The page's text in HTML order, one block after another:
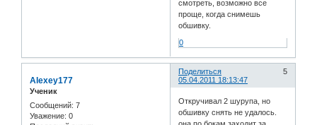
смотреть, возможно все
проще, когда снимешь
обшивку.
0
Поделиться
5
05.04.2011 18:13:47
Alexey177
Ученик
Сообщений: 7
Уважение: 0
Откручивал 2 шурупа, но
обшивку снять не удалось.